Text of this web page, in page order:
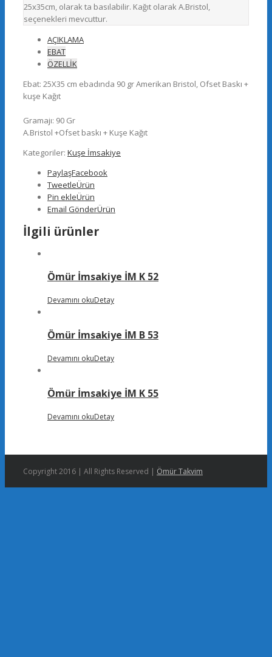
25x35cm, olarak ta basılabilir. Kağıt olarak A.Bristol,
seçenekleri mevcuttur.
AÇIKLAMA
EBAT
ÖZELLİK
Ebat: 25X35 cm ebadında 90 gr Amerikan Bristol, Ofset Baskı +
kuşe Kağıt
Gramajı: 90 Gr
A.Bristol +Ofset baskı + Kuşe Kağıt
Kategoriler: Kuşe İmsakiye
PaylaşFacebook
TweetleÜrün
Pin ekleÜrün
Email GönderÜrün
İlgili ürünler
Ömür İmsakiye İM K 52
Devamını okuDetay
Ömür İmsakiye İM B 53
Devamını okuDetay
Ömür İmsakiye İM K 55
Devamını okuDetay
Copyright 2016 | All Rights Reserved | Ömür Takvim